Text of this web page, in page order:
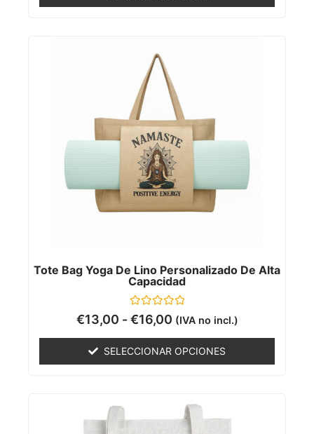
Tote Bag Yoga De Lino Personalizado De Alta
Capacidad
Valorado
con
5
€13,00 - €16,00 (IVA no incl.)
SELECCIONAR OPCIONES